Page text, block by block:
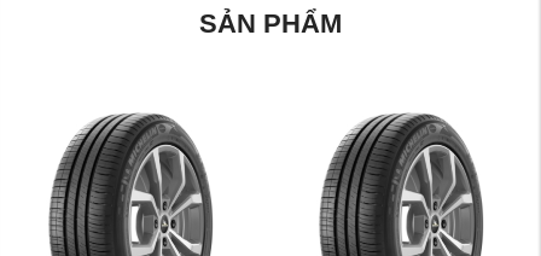
SẢN PHẨM